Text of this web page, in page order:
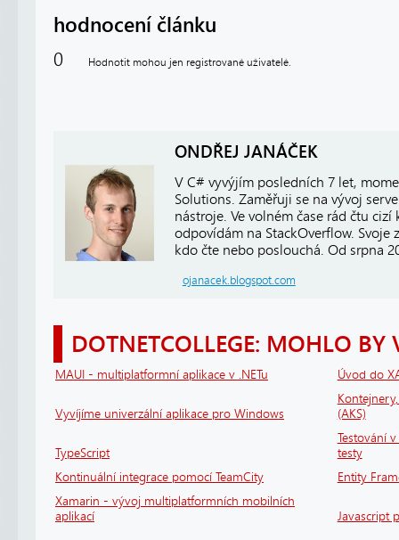
hodnocení článku
0 Hodnotit mohou jen registrované uživatelé.
ONDŘEJ JANÁČEK
V C# vyvýjím posledních 7 let,
Solutions. Zaměřuji se na vývoj
nástroje. Ve volném čase rád čtu
odpovídám na StackOverflow.
kdo čte nebo poslouchá. Od srpna
ojanacek.blogspot.com
DOTNETCOLLEGE: MOHLO BY
MAUI - multiplatformní aplikace v .NETu Úvod do
Vyvíjíme univerzální aplikace pro Windows
(AKS)
TypeScript
Testování
testy
Kontinuální integrace pomocí TeamCity
Entity
Xamarin - vývoj multiplatformních mobilních
aplikací
Javascript